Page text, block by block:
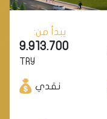
يبدأ من:
9.913.700
TRY
نقدي